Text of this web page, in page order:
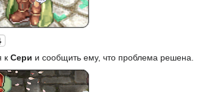
к Сери и сообщить ему, что проблема решена.